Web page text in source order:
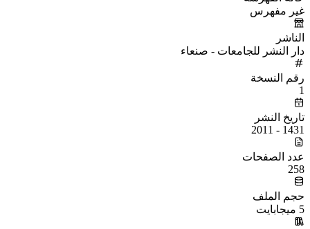
غير مفهرس
الناشر
دار النشر للجامعات - صنعاء
رقم النسخة
1
تاريخ النشر
1431 - 2011
عدد الصفحات
258
حجم الملف
5 ميجابايت